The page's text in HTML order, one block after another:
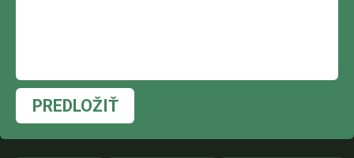
PREDLOŽIŤ